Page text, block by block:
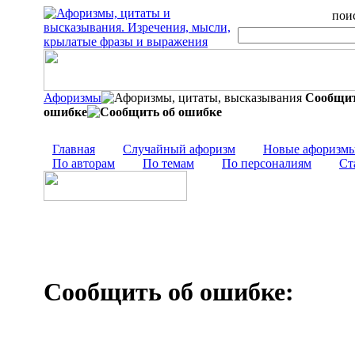
Афоризмы
ошибке
Главная Случайный афоризм
Новые
По авторам
По темам По персоналиям
Сообщить об ошибке: